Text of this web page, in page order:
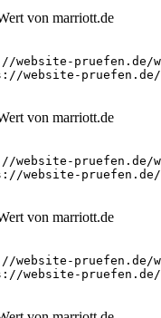
website-pruefen.de/
website-
website-pruefen.de/
website-
website-pruefen.de/
website-